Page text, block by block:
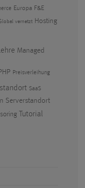
Europa F&E
vernetzt Hosting
Managed
Preisverleihung
SaaS
Serverstandort
Tutorial